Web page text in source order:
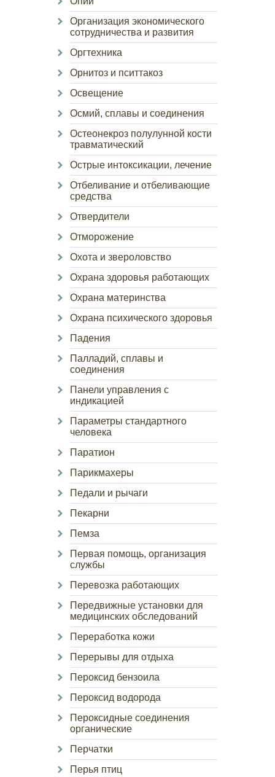
Организация экономического
сотрудничества и развития
Оргтехника
Орнитоз и пситтакоз
Освещение
Осмий, сплавы и соединения
Остеонекроз полулунной кости
травматический
Острые интоксикации, лечение
Отбеливание и отбеливающие
средства
Отвердители
Отморожение
Охота и звероловство
Охрана здоровья работающих
Охрана материнства
Охрана психического здоровья
Падения
Палладий, сплавы и
соединения
Панели управления с
индикацией
Параметры стандартного
человека
Паратион
Парикмахеры
Педали и рычаги
Пекарни
Пемза
Первая помощь, организация
службы
Перевозка работающих
Передвижные установки для
медицинских обследований
Переработка кожи
Перерывы для отдыха
Пероксид бензоила
Пероксид водорода
Пероксидные соединения
органические
Перчатки
Перья птиц